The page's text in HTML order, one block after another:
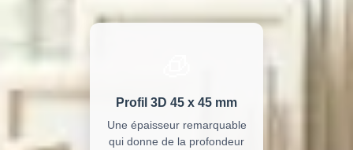
Profil 3D 45 x 45 mm
Une épaisseur remarquable
qui donne de la profondeur